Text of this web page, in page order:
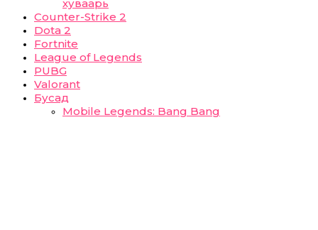
хуваарь
Counter-Strike 2
Dota 2
Fortnite
League of Legends
PUBG
Valorant
Бусад
Mobile Legends: Bang Bang